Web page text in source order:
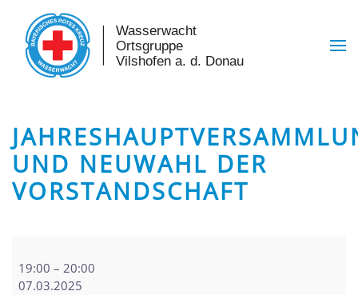
Skip to main content
UND NEUWAHL DER
VORSTANDSCHAFT
und
Neuwahl
19:00 – 20:00
07.03.2025